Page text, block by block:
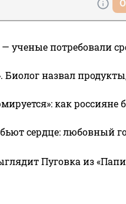
ученые потребовали
назвал
как россияне
сердце: любовный
Пуговка из